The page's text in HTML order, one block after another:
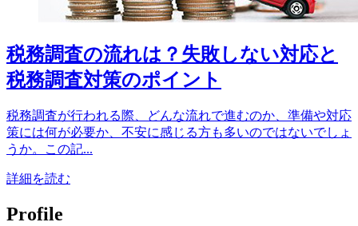
税務調査の流れは？失敗しない対応と
税務調査対策のポイント
税務調査が行われる際、どんな流れで進むのか、準備や対応
策には何が必要か、不安に感じる方も多いのではないでしょ
うか。この記...
詳細を読む
Profile